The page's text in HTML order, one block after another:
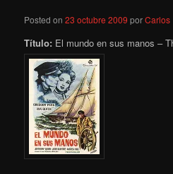
Posted on23 octubre 2009 porCarlos
Título: El mundo en sus manos –